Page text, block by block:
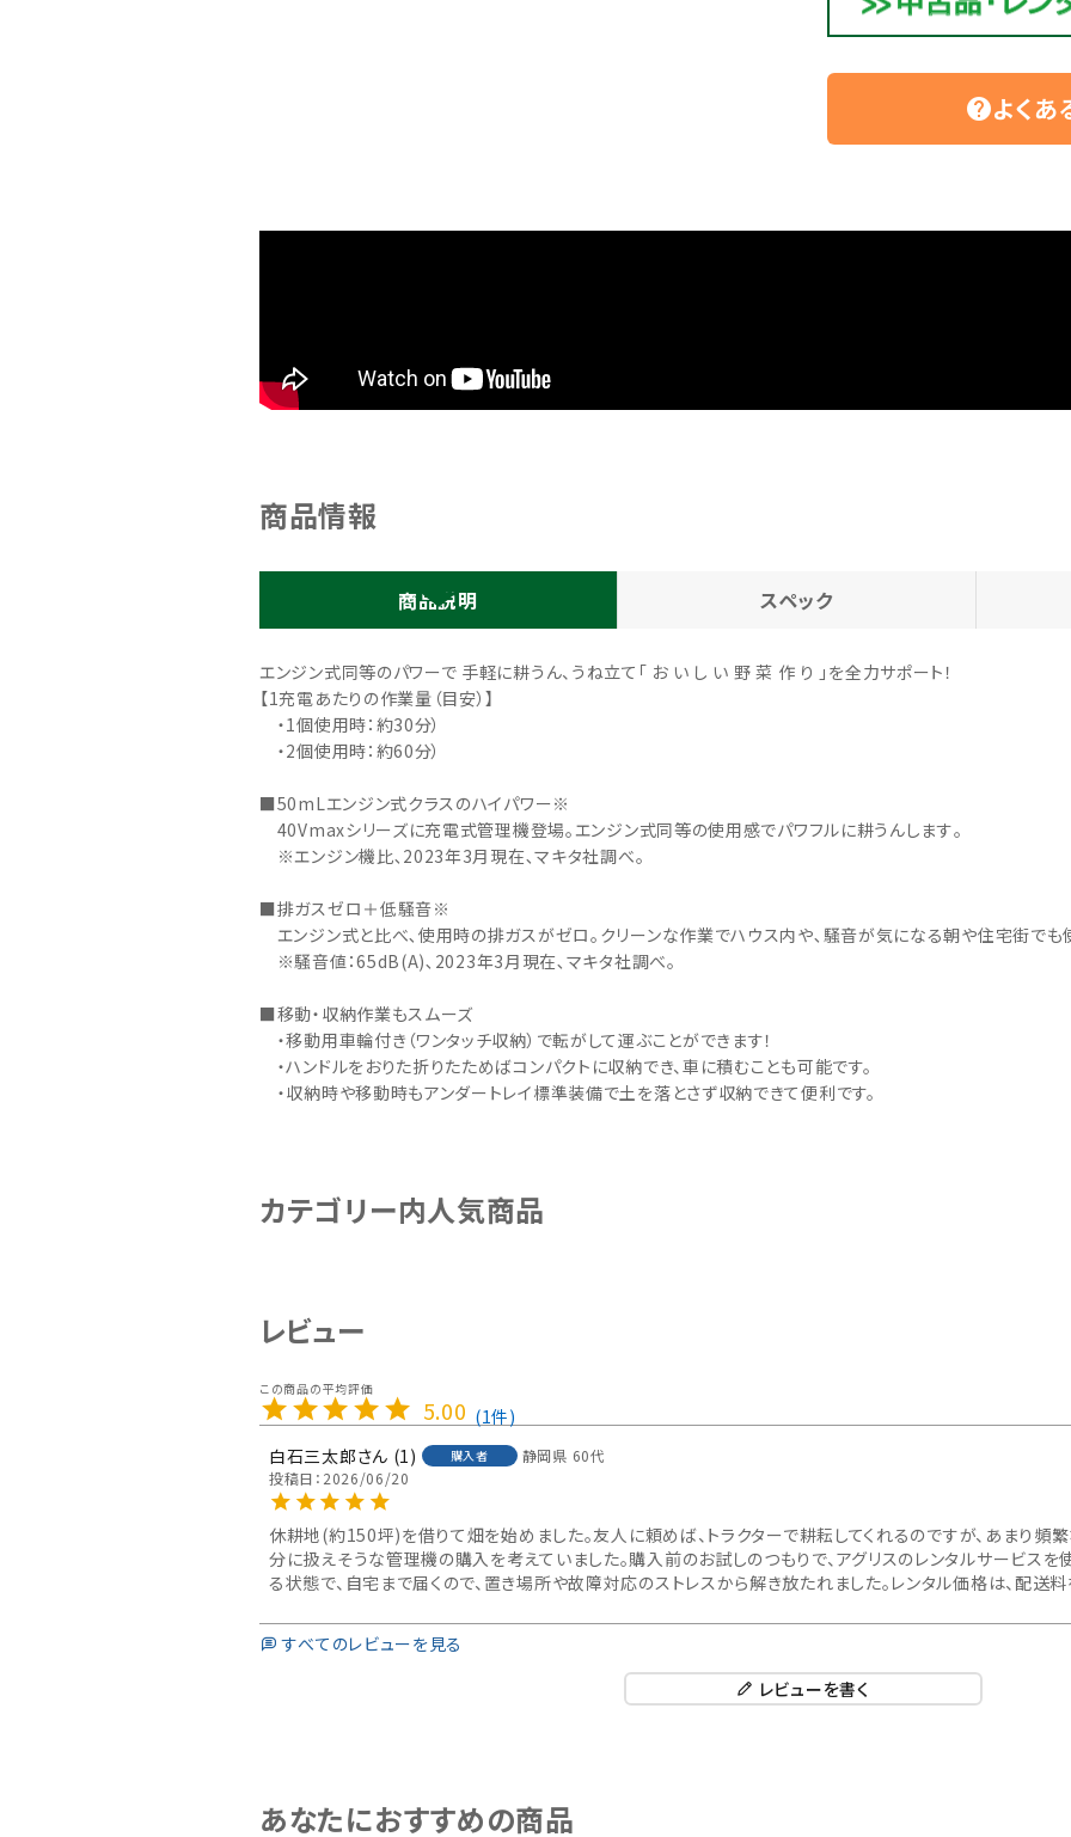
helpよくあ
商品情報
商品説明 スペック
エンジン式同等のパワーで 手軽に耕うん、うね立て「 お い し い 野 菜 作 り 」を全力サポート！
【1充電あたりの作業量（目安）】
・1個使用時：約30分）
・2個使用時：約60分）
■50mLエンジン式クラスのハイパワー※
40Vmaxシリーズに充電式管理機登場｡エンジン式同等の使用感でパワフルに耕うんします｡
※エンジン機比､2023年3月現在､マキタ社調べ｡
■排ガスゼロ＋低騒音※
エンジン式と比べ､使用時の排ガスがゼロ｡クリーンな作業でハウス内や､騒音が気になる朝や住宅街でも
※騒音値：65dB(A)､2023年3月現在､マキタ社調べ｡
■移動・収納作業もスムーズ
・移動用車輪付き（ワンタッチ収納）で転がして運ぶことができます！
・ハンドルをおりた折りたためばコンパクトに収納でき、車に積むことも可能です。
・収納時や移動時もアンダートレイ標準装備で土を落とさず収納できて便利です。
カテゴリー内人気商品
レビュー
5.00
1
白石三太郎
1 購入者 静岡県 60代
投稿日 2026/06/20
休耕地(約150坪)を借りて畑を始めました。友人に頼めば、トラクターで耕耘してくれるのですが、あまり頻
分に扱えそうな管理機の購入を考えていました。購入前のお試しのつもりで、アグリスのレンタルサービスを
る状態で、自宅まで届くので、置き場所や故障対応のストレスから解き放たれました。レンタル価格は、配送料
すべてのレビューを見る
レビューを書く
あなたにおすすめの商品